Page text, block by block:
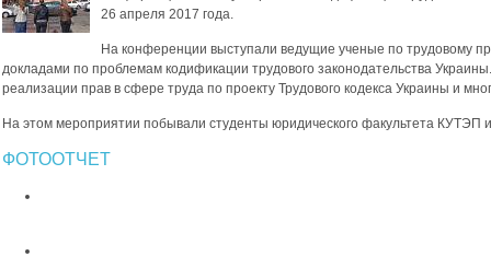
26 апреля 2017 года.
На конференции выступали ведущие ученые по трудовому
докладами по проблемам кодификации трудового законодательства
реализации прав в сфере труда по проекту Трудового кодекса Украины и
На этом мероприятии побывали студенты юридического факультета КУТЭП
ФОТООТЧЕТ